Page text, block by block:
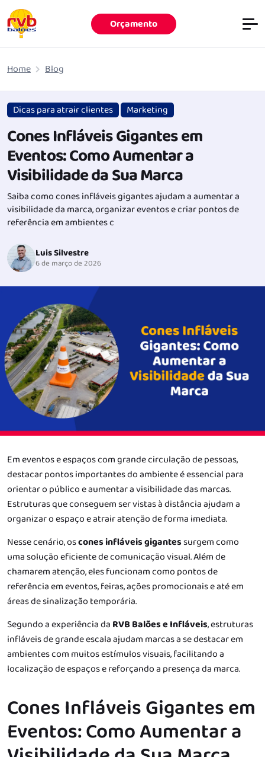
Orçamento
Home Blog
Dicas para atrair clientes Marketing
Cones Infláveis Gigantes em
Eventos: Como Aumentar a
Visibilidade da Sua Marca
Saiba como cones infláveis gigantes ajudam a aumentar a
visibilidade da marca, organizar eventos e criar pontos de
referência em ambientes c
Luis Silvestre
6 de março de 2026
Em eventos e espaços com grande circulação de pessoas,
destacar pontos importantes do ambiente é essencial para
orientar o público e aumentar a visibilidade das marcas.
Estruturas que conseguem ser vistas à distância ajudam a
organizar o espaço e atrair atenção de forma imediata.
Nesse cenário, oscones infláveis gigantessurgem como
uma solução eficiente de comunicação visual. Além de
chamarem atenção, eles funcionam como pontos de
referência em eventos, feiras, ações promocionais e até em
áreas de sinalização temporária.
Segundo a experiência da RVB Balões e Infláveis, estruturas
infláveis de grande escala ajudam marcas a se destacar em
ambientes com muitos estímulos visuais, facilitando a
localização de espaços e reforçando a presença da marca.
Cones Infláveis Gigantes em
Eventos: Como Aumentar a